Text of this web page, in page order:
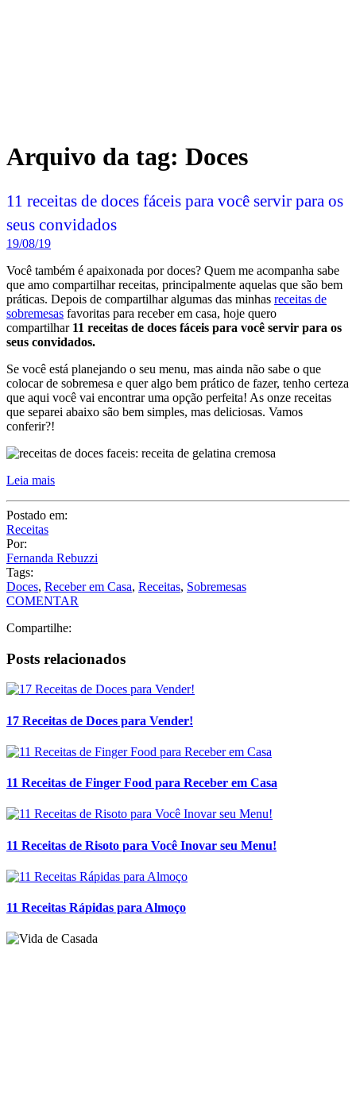
Arquivo da tag:Doces
11 receitas de doces fáceis para você servir para os
seus convidados
19/08/19
Você também é apaixonada por doces? Quem me acompanha sabe
que amo compartilhar receitas, principalmente aquelas que são bem
práticas. Depois de compartilhar algumas das minhasreceitas de
sobremesas
compartilhar
11 receitas de doces fáceis para você servir para os
seus convidados.
Se você está planejando o seu menu, mas ainda não sabe o que
colocar de sobremesa e quer algo bem prático de fazer, tenho certeza
que aqui você vai encontrar uma opção perfeita! As onze receitas
que separei abaixo são bem simples, mas deliciosas. Vamos
conferir?!
Leia mais
Postado em:
Por:
Tags:
COMENTAR
Compartilhe:
Posts relacionados
17 Receitas de Doces para Vender!
11 Receitas de Finger Food para Receber em Casa